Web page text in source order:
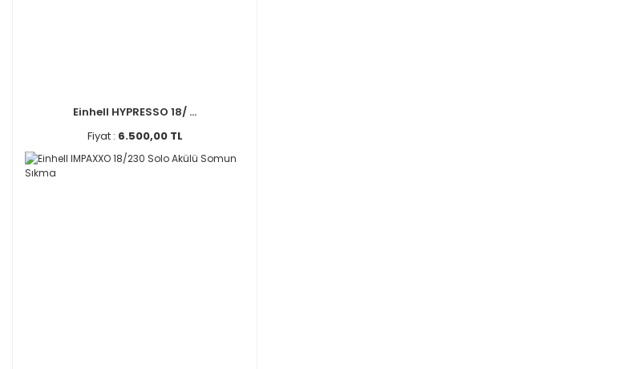
Einhell HYPRESSO 18/ ...
Fiyat : 6.500,00 TL